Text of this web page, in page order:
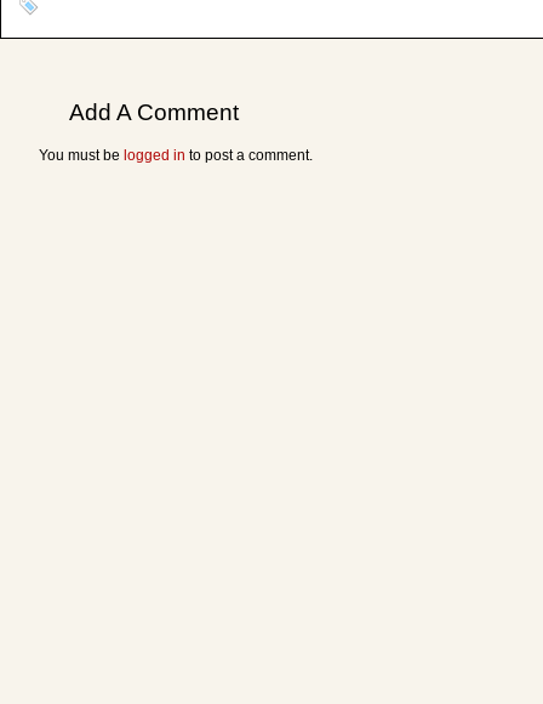
Add A Comment
You must be logged in to post a comment.